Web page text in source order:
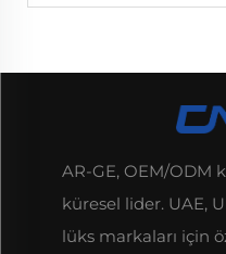
AR-GE, OEM/ODM
küresel lider. UAE,
lüks markaları için